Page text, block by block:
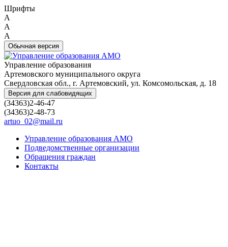
Шрифты
A
A
A
Обычная версия
Управление образования
Артемовского муниципального округа
Свердловская обл., г. Артемовский, ул. Комсомольская, д. 18
Версия для слабовидящих
(34363)2-46-47
(34363)2-48-73
artuo_02@mail.ru
Управление образования АМО
Подведомственные организации
Обращения граждан
Контакты